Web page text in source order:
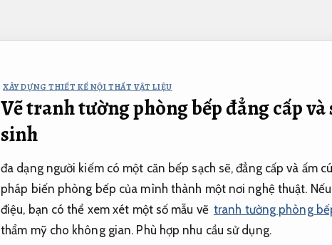
XÂY DỰNG THIẾT KẾ NỘI THẤT VẬT LIỆU
Vẽ tranh tường phòng bếp đẳng cấp
sinh
đa dạng người kiếm có một căn bếp sạch sẽ, đẳng cấp và ấm
pháp biến phòng bếp của mình thành một nơi nghệ thuật.
điệu, bạn có thể xem xét một số mẫu vẽ tranh tường phòng
thẩm mỹ cho không gian. Phù hợp nhu cầu sử dụng.